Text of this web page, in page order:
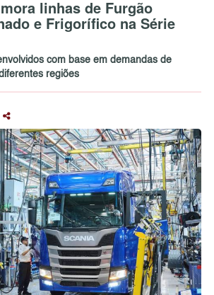
linhas de Furgão
e Frigorífico na Série
com base em demandas de
regiões